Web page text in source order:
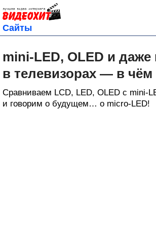
Сайты
mini-LED, OLED и даже
в телевизорах — в чём
Сравниваем LCD, LED, OLED с mini-
и говорим о будущем… о micro-LED!